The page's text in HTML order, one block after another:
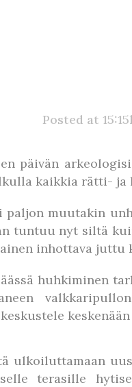
Posted at
päivän
kaikkia rätti- ja
paljon muutakin
tuntuu nyt siltä
inhottava juttu
huhkiminen
ulkoiluttamaan
terasille